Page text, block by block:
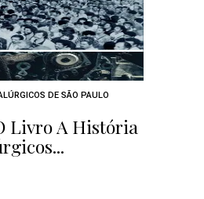
DE SÃO PAULO
Livro A História